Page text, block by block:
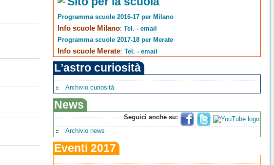
Programma scuole 2016-17 per Milano
Info scuole Milano:Tel. - email
Programma scuole 2017-18 per Merate
Info scuole Merate:Tel. - email
L’astro curiosità
Archivio curiosità
News
Seguici anche su:
Archivio news
Eventi 2017